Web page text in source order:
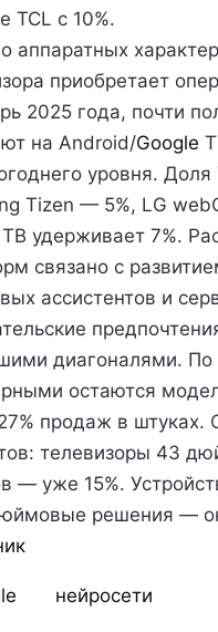
TCL с 10%.
аппаратных
приобретает
2025 года, почти
на Android/Google
уровня. Доля
Tizen — 5%, LG
удерживает 7%.
связано с
ассистентов и
диагоналями.
остаются
продаж в штуках.
телевизоры 43
— уже 15%.
решения —
нейросети